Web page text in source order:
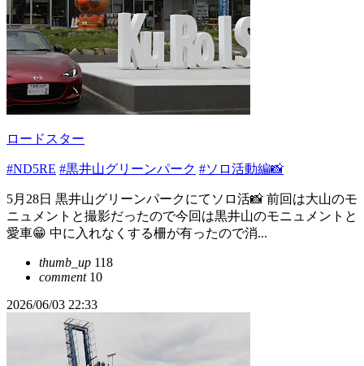
ロードスター
#ND5RE #黒井山グリーンパーク #ソロ活動編📸
5月28日 黒井山グリーンパークにてソロ活📸 前回は大山のモ
ニュメントと撮影だったので今回は黒井山のモニュメントと
愛車😁 中に入れなくする柵が有ったので消...
thumb_up 118
comment10
2026/06/03 22:33